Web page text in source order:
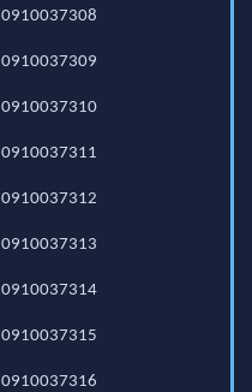
0910037308
0910037309
0910037310
0910037311
0910037312
0910037313
0910037314
0910037315
0910037316